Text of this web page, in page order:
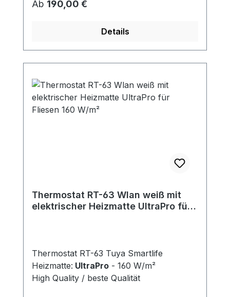
Regulärer Preis:
Ab 190,00 €
Details
Thermostat RT-63 Wlan weiß mit
elektrischer Heizmatte UltraPro für
Thermostat RT-63 Tuya Smartlife
Heizmatte: UltraPro - 160 W/m²
High Quality / beste Qualität